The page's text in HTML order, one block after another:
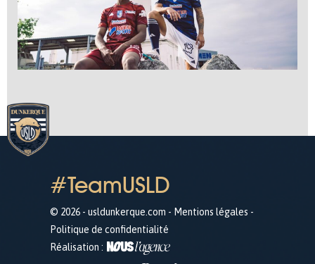
#TeamUSLD
© 2026 - usldunkerque.com - Mentions légales -
Politique de confidentialité
Réalisation :